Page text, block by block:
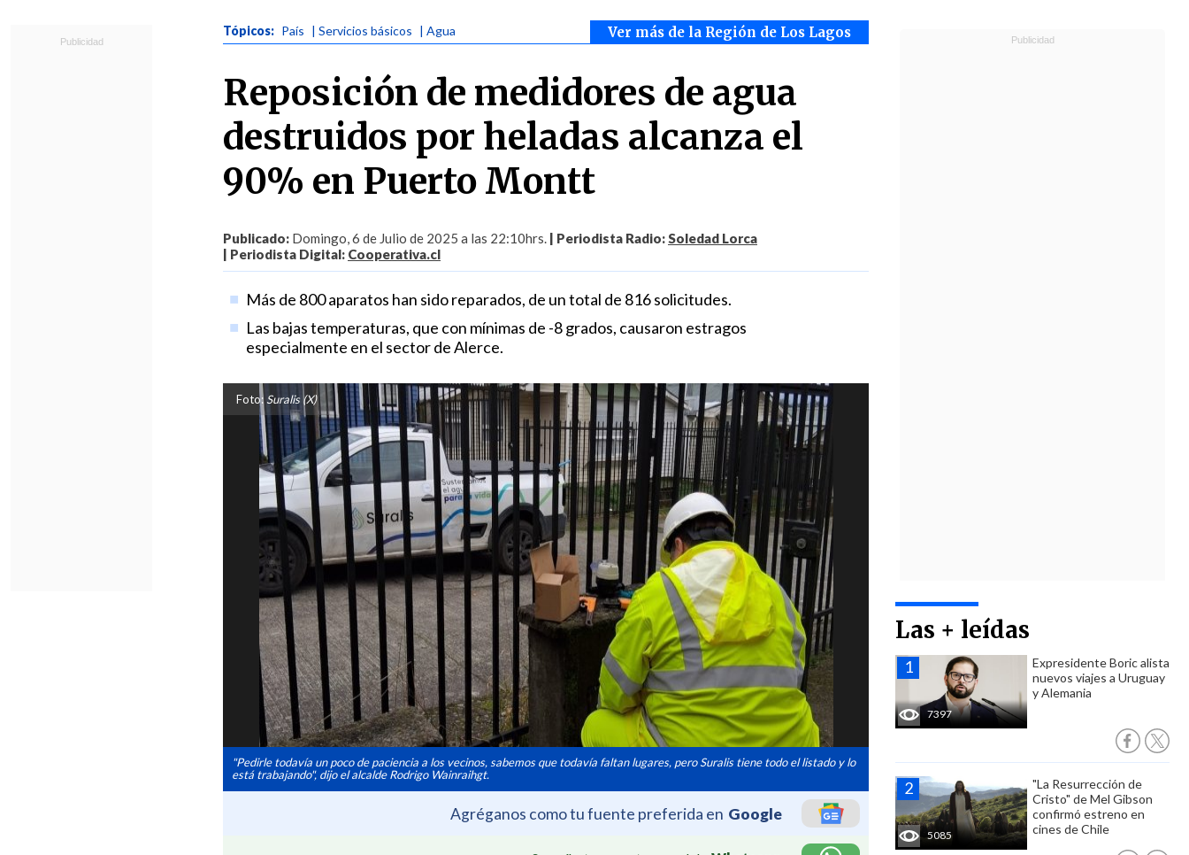
Ver más de la Región de Los Lagos
Tópicos: País | Servicios básicos | Agua
Reposición de medidores de agua
destruidos por heladas alcanza el
90% en Puerto Montt
Publicado: Domingo, 6 de Julio de 2025 a las 22:10hrs. | Periodista Radio:Soledad Lorca
| Periodista Digital: Cooperativa.cl
Más de 800 aparatos han sido reparados, de un total de 816 solicitudes.
Las bajas temperaturas, que con mínimas de -8 grados, causaron estragos
especialmente en el sector de Alerce.
Foto:Suralis (X)
"Pedirle todavía un poco de paciencia a los vecinos, sabemos que todavía faltan lugares, pero Suralis tiene todo el listado y lo
está trabajando", dijo el alcalde Rodrigo Wainraihgt.
Agréganos como tu fuente preferida en Google
Las + leídas
7397
Expresidente Boric alista
nuevos viajes a Uruguay
y Alemania
5085
"La Resurrección de
Cristo" de Mel Gibson
confirmó estreno en
cines de Chile